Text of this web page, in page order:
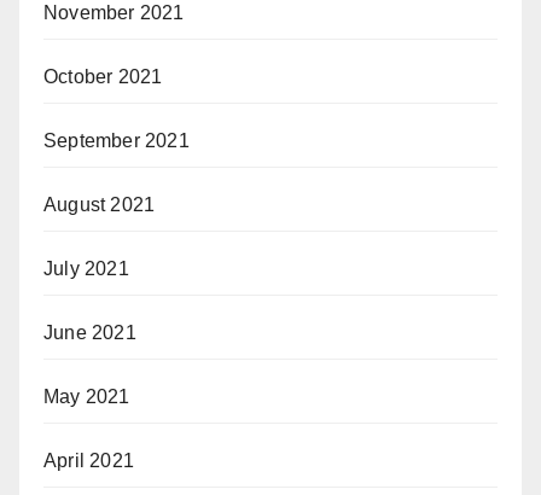
November 2021
October 2021
September 2021
August 2021
July 2021
June 2021
May 2021
April 2021